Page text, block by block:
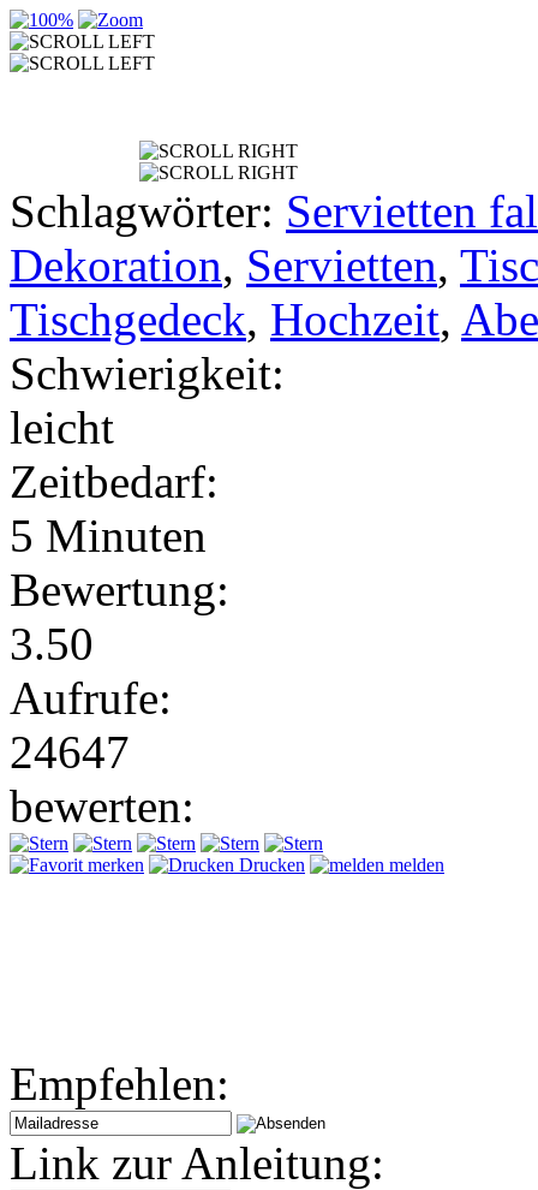
Schlagwörter: Servietten
Dekoration, Servietten,
Tischgedeck, Hochzeit,
Schwierigkeit:
leicht
Zeitbedarf:
5 Minuten
Bewertung:
3.50
Aufrufe:
24647
bewerten:
merken Drucken melden
Empfehlen:
Link zur Anleitung: